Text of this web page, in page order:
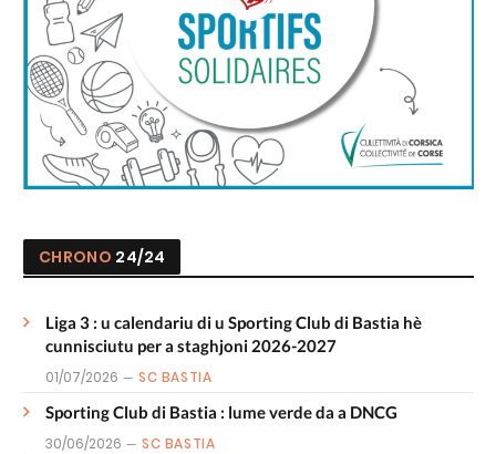
CHRONO 24/24
Liga 3 : u calendariu di u Sporting Club di Bastia hè
cunnisciutu per a staghjoni 2026-2027
01/07/2026 SC BASTIA
Sporting Club di Bastia : lume verde da a DNCG
30/06/2026 SC BASTIA